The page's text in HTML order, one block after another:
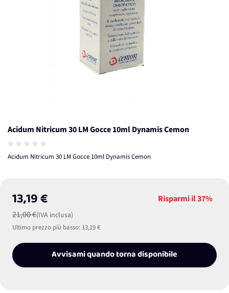
Acidum Nitricum 30 LM Gocce 10ml Dynamis Cemon
Acidum Nitricum 30 LM Gocce 10ml Dynamis Cemon
13,19 €
21,00 €(IVA inclusa)
Risparmi il37%
Ultimo prezzo più basso: 13,19 €
Avvisami quando torna disponibile